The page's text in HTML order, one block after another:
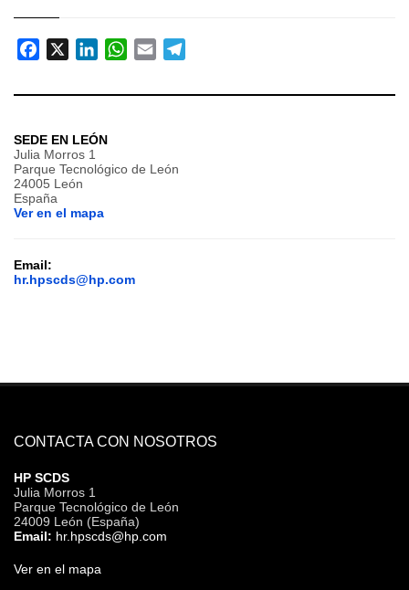
FacebookLinkedInWhatsApp
Email
SEDE EN LEÓN
Julia Morros 1
Parque Tecnológico de León
24005 León
España
Ver en el mapa
Email:
hr.hpscds@hp.com
CONTACTA CON NOSOTROS
HP SCDS
Julia Morros 1
Parque Tecnológico de León
24009 León (España)
Email: hr.hpscds@hp.com
Ver en el mapa